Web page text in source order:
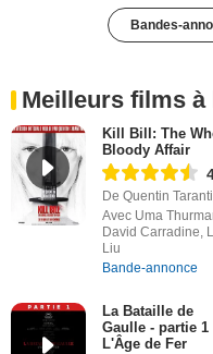
Bandes-
Meilleurs films à
Kill Bill: The
Bloody Affair
De Quentin
Avec Uma
David Carradine,
Liu
Bande-annonce
La Bataille de
Gaulle - partie 1
L'Âge de Fer